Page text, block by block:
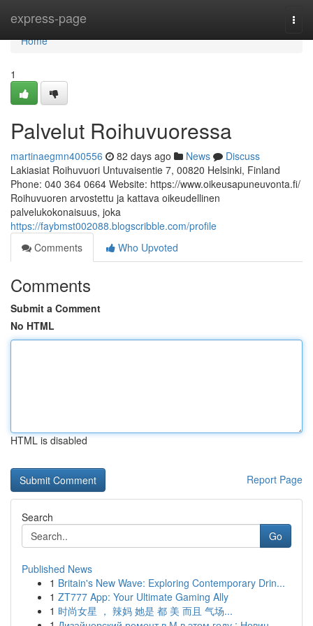
express-page
Home
Home
1
Palvelut Roihuvuoressa
martinaegmn400556 82 days ago News
Discuss
Lakiasiat Roihuvuori Untuvaisentie 7, 00820 Helsinki, Finland
Phone: 040 364 0664 Website: https://www.oikeusapuneuvonta.fi/
Roihuvuoren arvostettu ja kattava oikeudellinen
palvelukokonaisuus, joka
https://faybmst002088.blogscribble.com/profile
Comments
Who Upvoted
Comments
Submit a Comment
No HTML
HTML is disabled
Report Page
Search
Go
Published News
1 Britain's New Wave: Exploring Contemporary Drin...
1 ZT777 App: Your Ultimate Gaming Ally
1 时尚女星 ， 辣妈 她是 都 美 而且 气场...